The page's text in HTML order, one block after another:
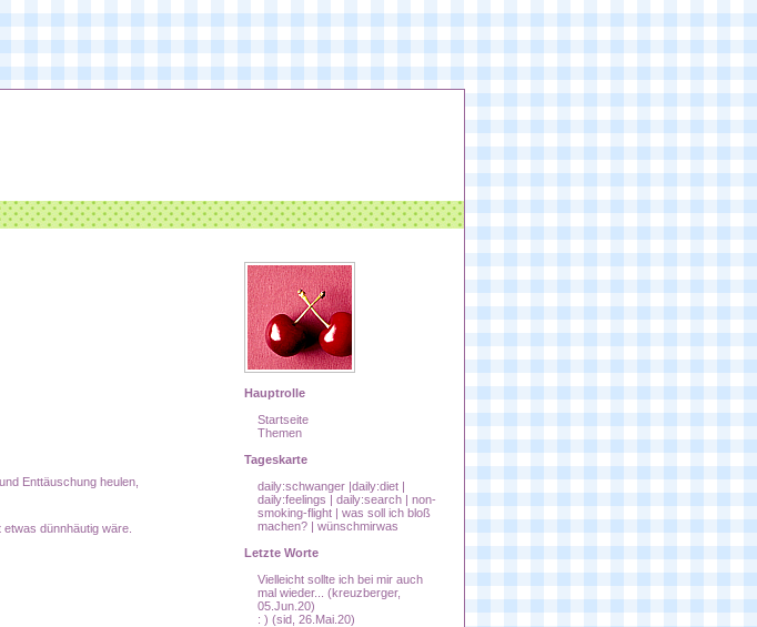
Enttäuschung heulen,
dünnhäutig wäre.
Hauptrolle
Startseite
Themen
Tageskarte
daily:schwanger |daily:diet |
daily:feelings | daily:search | non-
smoking-flight | was soll ich bloß
machen? | wünschmirwas
Letzte Worte
Vielleicht sollte ich bei mir auch
mal wieder...
(kreuzberger,
05.Jun.20)
: ) (sid, 26.Mai.20)